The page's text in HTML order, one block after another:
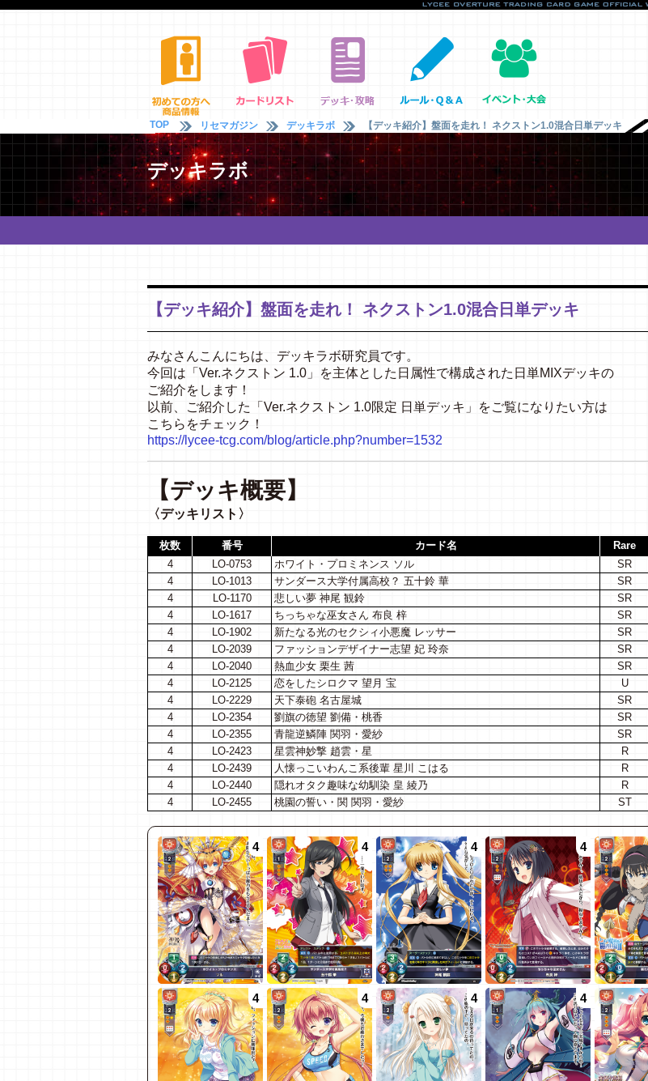
TOP リセマガジン デッキラボ 【デッキ紹介】盤面を走れ！ ネクストン1.0混合日単デッキ
デッキラボ
【デッキ紹介】盤面を走れ！ ネクストン1.0混合日単デッキ
みなさんこんにちは、デッキラボ研究員です。
今回は「 Ver.ネクストン 1.0 」を主体とした日属性で構成された日単MIXデッキの
ご紹介をします！
以前、ご紹介した「 Ver.ネクストン 1.0限定 日単デッキ」をご覧になりたい方は
こちらをチェック！
https://lycee-tcg.com/blog/article.php?number=1532
【デッキ概要】
〈デッキリスト〉
枚数 番号 カード名 Rare
4
LO-0753 ホワイト・プロミネンス ソル SR
4
LO-1013 サンダース大学付属高校？ 五十鈴 華 SR
4
LO-1170 悲しい夢 神尾 観鈴 SR
4
LO-1617 ちっちゃな巫女さん 布良 梓 SR
4
LO-1902 新たなる光のセクシィ小悪魔 レッサー SR
4
LO-2039 ファッションデザイナー志望 妃 玲奈 SR
4
LO-2040 熱血少女 栗生 茜 SR
4
LO-2125 恋をしたシロクマ 望月 宝 U
4
LO-2229 天下泰砲 名古屋城 SR
4
LO-2354 劉旗の徳望 劉備・桃香 SR
4
LO-2355 青龍逆鱗陣 関羽・愛紗 SR
4
LO-2423 星雲神妙撃 趙雲・星 R
4
LO-2439 人懐っこいわんこ系後輩 星川 こはる R
4
LO-2440 隠れオタク趣味な幼馴染 皇 綾乃 R
4
LO-2455 桃園の誓い・関 関羽・愛紗 ST
4 4 4 4
4 4 4 4